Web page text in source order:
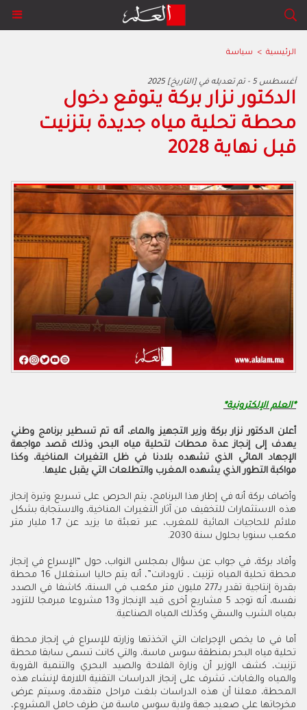
الرئيسية > سياسة
2025 أغسطس 5 - تم تعديله في [التاريخ]
الدكتور نزار بركة يتوقع دخول
محطة تحلية مياه جديدة بتزنيت
قبل نهاية 2028
*العلم الإلكترونية*
أعلن الدكتور نزار بركة وزير التجهيز والماء، أنه تم تسطير برنامج وطني
يهدف إلى إنجاز عدة محطات لتحلية مياه البحر، وذلك قصد مواجهة
الإجهاد المائي الذي تشهده بلادنا في ظل التغيرات المناخية، وكذا
مواكبة التطور الذي يشهده المغرب والتطلعات التي يقبل عليها.
وأضاف بركة أنه في إطار هذا البرنامج، يتم الحرص على تسريع وتيرة إنجاز
هذه الاستثمارات للتخفيف من آثار التغيرات المناخية، والاستجابة بشكل
ملائم للحاجيات المائية للمغرب، عبر تعبئة ما يزيد عن 1.7 مليار متر
مكعب سنويا بحلول سنة 2030.
وأفاد بركة، في جواب عن سؤال بمجلس النواب، حول “الإسراع في إنجاز
محطة تحلية المياه تزنيت ـ تارودانت”، أنه يتم حاليا استغلال 16 محطة
بقدرة إنتاجية تقدر بـ277 مليون متر مكعب في السنة، كاشفا في الصدد
نفسه، أنه توجد 5 مشاريع أخرى قيد الإنجاز و13 مشروعا مبرمجا للتزود
بمياه الشرب والسقي وكذلك المياه الصناعية.
أما في ما يخص الإجراءات التي اتخذتها وزارته للإسراع في إنجاز محطة
تحلية مياه البحر بمنطقة سوس ماسة، والتي كانت تسمى سابقا محطة
تزنيت، كشف الوزير أن وزارة الفلاحة والصيد البحري والتنمية القروية
والمياه والغابات، تشرف على إنجاز الدراسات التقنية اللازمة لإنشاء هذه
المحطة، معلنا أن هذه الدراسات بلغت مراحل متقدمة، وسيتم عرض
مخرجاتها على صعيد جهة ولاية سوس ماسة من طرف حامل المشروع،